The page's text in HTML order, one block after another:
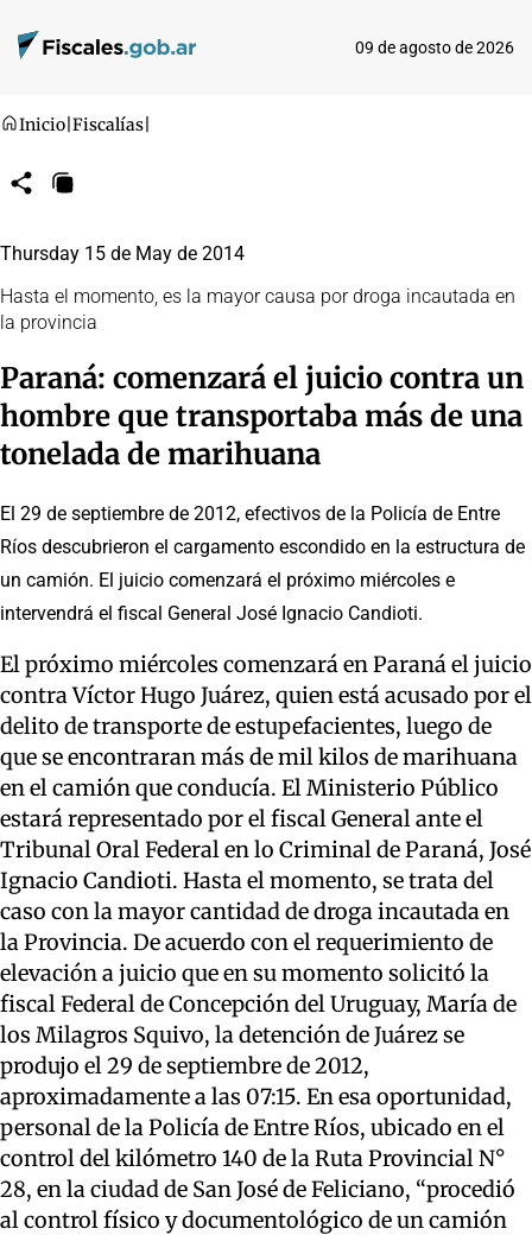
09 de agosto de 2026
Inicio Fiscalías
CompartirCopiar
Thursday 15 de May de 2014
Hasta el momento, es la mayor causa por droga incautada en
la provincia
Paraná: comenzará el juicio contra un
hombre que transportaba más de una
tonelada de marihuana
El 29 de septiembre de 2012, efectivos de la Policía de Entre
Ríos descubrieron el cargamento escondido en la estructura de
un camión. El juicio comenzará el próximo miércoles e
intervendrá el fiscal General José Ignacio Candioti.
El próximo miércoles comenzará en Paraná el juicio
contra Víctor Hugo Juárez, quien está acusado por el
delito de transporte de estupefacientes, luego de
que se encontraran más de mil kilos de marihuana
en el camión que conducía. El Ministerio Público
estará representado por el fiscal General ante el
Tribunal Oral Federal en lo Criminal de Paraná, José
Ignacio Candioti. Hasta el momento, se trata del
caso con la mayor cantidad de droga incautada en
la Provincia. De acuerdo con el requerimiento de
elevación a juicio que en su momento solicitó la
fiscal Federal de Concepción del Uruguay, María de
los Milagros Squivo, la detención de Juárez se
produjo el 29 de septiembre de 2012,
aproximadamente a las 07:15. En esa oportunidad,
personal de la Policía de Entre Ríos, ubicado en el
control del kilómetro 140 de la Ruta Provincial N°
28, en la ciudad de San José de Feliciano, “procedió
al control físico y documentológico de un camión